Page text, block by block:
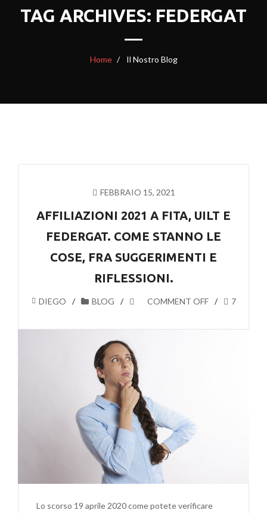
TAG ARCHIVES: FEDERGAT
Home Il Nostro Blog
FEBBRAIO 15, 2021
AFFILIAZIONI 2021 A FITA, UILT E
FEDERGAT. COME STANNO LE
COSE, FRA SUGGERIMENTI E
RIFLESSIONI.
DIEGO BLOG COMMENT OFF 7
Lo scorso 19 aprile 2020 come potete verificare